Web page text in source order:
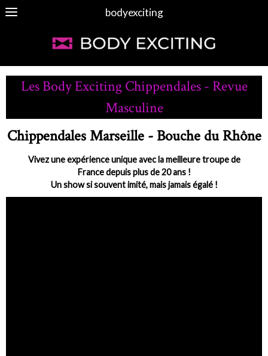
bodyexciting
Les Body Exciting Chippendales - Revue
Masculine
Chippendales Marseille - Bouche du Rhône
Vivez une expérience unique avec la meilleure troupe de
France depuis plus de 20 ans !
Un show si souvent imité, mais jamais égalé !